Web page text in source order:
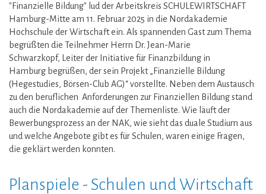
"Finanzielle Bildung" lud der Arbeitskreis SCHULEWIRTSCHAFT
Hamburg-Mitte am 11. Februar 2025 in die Nordakademie
Hochschule der Wirtschaft ein. Als spannenden Gast zum Thema
begrüßten die Teilnehmer Herrn Dr. Jean-Marie
Schwarzkopf, Leiter der Initiative für Finanzbildung in
Hamburg begrüßen, der sein Projekt „Finanzielle Bildung
(Hegestudies, Börsen-Club AG)“ vorstellte. Neben dem Austausch
zu den beruflichen Anforderungen zur Finanziellen Bildung stand
auch die Nordakademie auf der Themenliste. Wie läuft der
Bewerbungsprozess an der NAK, wie sieht das duale Studium aus
und welche Angebote gibt es für Schulen, waren einige Fragen,
die geklärt werden konnten.
Planspiele - Schulen und Wirtschaft